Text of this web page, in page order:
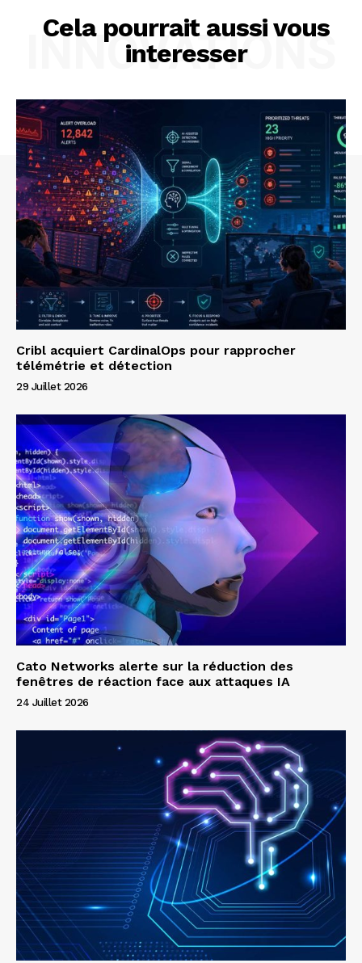
Cela pourrait aussi vous
interesser
INNOVATIONS
Cribl acquiert CardinalOps pour rapprocher
télémétrie et détection
29 Juillet 2026
Cato Networks alerte sur la réduction des
fenêtres de réaction face aux attaques IA
24 Juillet 2026